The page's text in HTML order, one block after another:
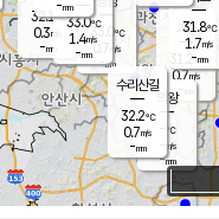
과천
31.2℃
0.7m/s
- mm
의왕
- ℃
-m/s
-mm
33.0
℃
0.7 m/s
-mm
32.1℃
0.3m/s
-mm
33.0℃
1.4m/s
-mm
31.8℃
1.7m/s
-mm
수리산길
32.2℃
0.7m/s
-mm
-mm